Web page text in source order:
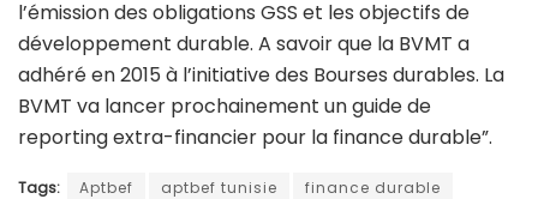
l’émission des obligations GSS et les objectifs de
développement durable. A savoir que la BVMT a
adhéré en 2015 à l’initiative des Bourses durables. La
BVMT va lancer prochainement un guide de
reporting extra-financier pour la finance durable”.
Tags: Aptbef aptbef tunisie
finance durable